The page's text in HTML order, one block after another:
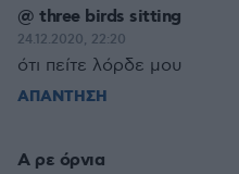
@ three birds sitting
24.12.2020, 22:20
ότι πείτε λόρδε μου
ΑΠΑΝΤΗΣΗ
Α ρε όρνια